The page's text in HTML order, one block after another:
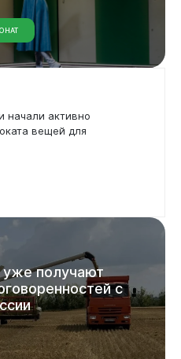
начали активно
вещей для
ужеполучают
с